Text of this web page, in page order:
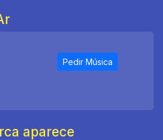
Pedir Música
aparece